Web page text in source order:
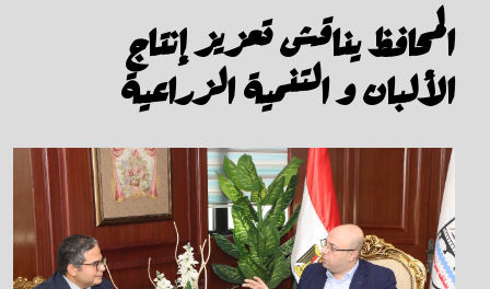
المحافظ يناقش تعزيز إنتاج
الألبان و التنمية الزراعية